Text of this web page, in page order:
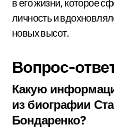
в его жизни, которое
личность и
новых высот.
Вопрос-
Какую
из биографии
Бондаренко?